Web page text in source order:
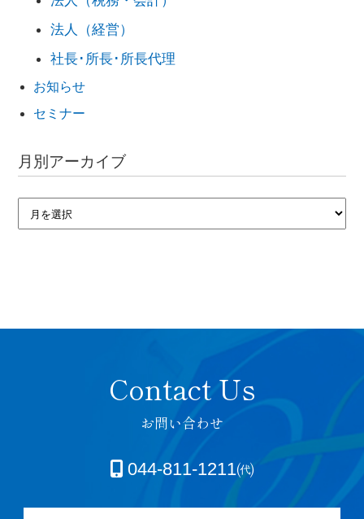
法人（経営）
社長･所長･所長代理
お知らせ
セミナー
月別アーカイブ
お問い合わせ
044-811-1211㈹